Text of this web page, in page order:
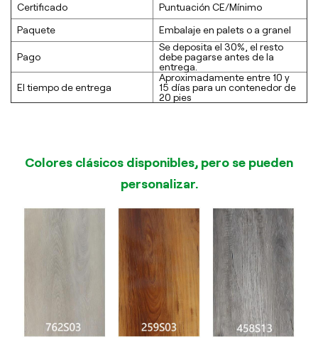
Certificado
Puntuación CE/Mínimo
Paquete
Embalaje en palets o a granel
Pago
Se deposita el 30%, el resto
debe pagarse antes de la
entrega.
El tiempo de entrega
Aproximadamente entre 10 y
15 días para un contenedor de
20 pies
Colores clásicos disponibles, pero se pueden
personalizar.